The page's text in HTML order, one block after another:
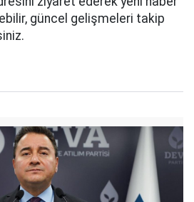
güncel gelişmeleri takip